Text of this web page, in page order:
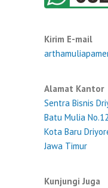
Kirim E-mail
Alamat Kantor
Sentra Bisnis
Batu Mulia
Kota Baru
Jawa Timur
Kunjungi Juga